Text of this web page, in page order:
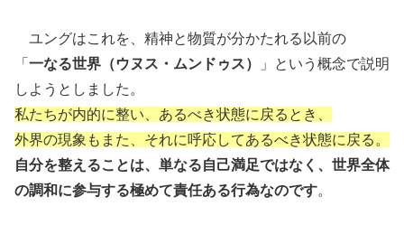
ユングはこれを、精神と物質が分かたれる以前の
「 一なる世界（ウヌス・ムンドゥス）
」という概念で説明
しようとしました。
私たちが内的に整い、あるべき状態に戻るとき、
外界の現象もまた、それに呼応してあるべき状態に戻る。
自分を整えることは、単なる自己満足ではなく、世界全体
の調和に参与する極めて責任ある行為なのです。